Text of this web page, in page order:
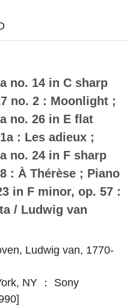
no. 14 in C sharp
no. 2 : Moonlight ;
no. 26 in E flat
: Les adieux ;
no. 24 in F sharp
: À Thérèse ; Piano
in F minor, op. 57 :
/ Ludwig van
Ludwig van, 1770-
NY ： Sony